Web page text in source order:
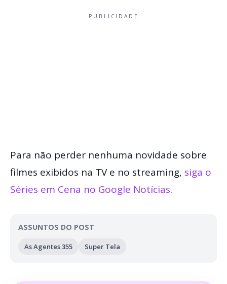
PUBLICIDADE
Para não perder nenhuma novidade sobre
filmes exibidos na TV e no streaming, siga o
Séries em Cena no Google Notícias.
ASSUNTOS DO POST
As Agentes 355 Super Tela